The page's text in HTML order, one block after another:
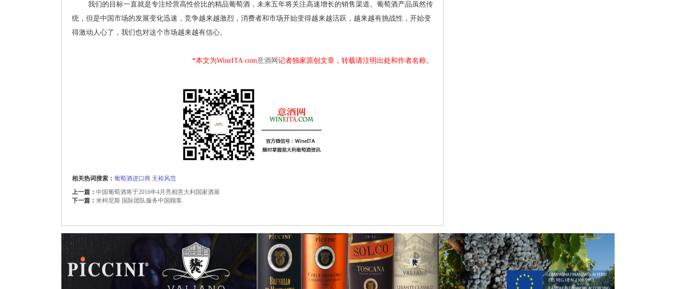
我们的目标一直就是专注经营高性价比的精品葡萄酒，未来五年将关注高速增长的销售渠道。葡萄酒产品虽然传
统，但是中国市场的发展变化迅速，竞争越来越激烈，消费者和市场开始变得越来越活跃，越来越有挑战性，开始变
得激动人心了，我们也对这个市场越来越有信心。
*本文为WineITA.com意酒网 记者独家原创文章，转载请注明出处和作者名称。
相关热词搜索： 葡萄酒进口商 天裕风范
上一篇： 中国葡萄酒将于2016年4月亮相意大利国家酒展
下一篇： 米柯尼斯 国际团队服务中国顾客